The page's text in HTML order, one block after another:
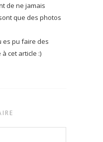
de ne jamais
que des photos
es pu faire des
cet article :)